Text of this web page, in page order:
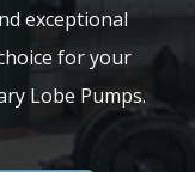
exceptional
for your
Lobe Pumps.